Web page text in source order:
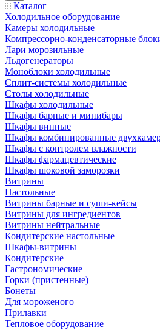
Каталог
Холодильное оборудование
Камеры холодильные
Компрессорно-конденсаторные
Лари морозильные
Льдогенераторы
Моноблоки холодильные
Сплит-системы холодильные
Столы холодильные
Шкафы холодильные
Шкафы барные и минибары
Шкафы винные
Шкафы комбинированные
Шкафы с контролем влажности
Шкафы фармацевтические
Шкафы шоковой заморозки
Витрины
Настольные
Витрины барные и суши-кейсы
Витрины для ингредиентов
Витрины нейтральные
Кондитерские настольные
Шкафы-витрины
Кондитерские
Гастрономические
Горки (пристенные)
Бонеты
Для мороженого
Прилавки
Тепловое оборудование